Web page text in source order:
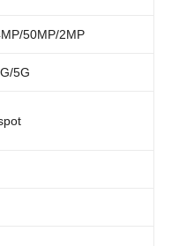
50MP/2MP
5G